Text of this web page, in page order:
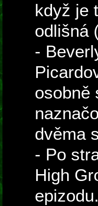
když je
odlišná
-
osobně
dvěma
- Po
High